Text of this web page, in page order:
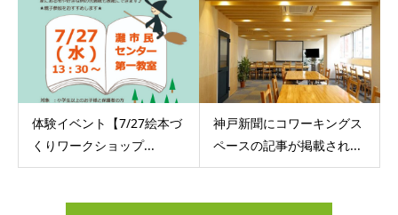
体験イベント【7/27絵本づ
くりワークショップ...
神戸新聞にコワーキングス
ペースの記事が掲載され...